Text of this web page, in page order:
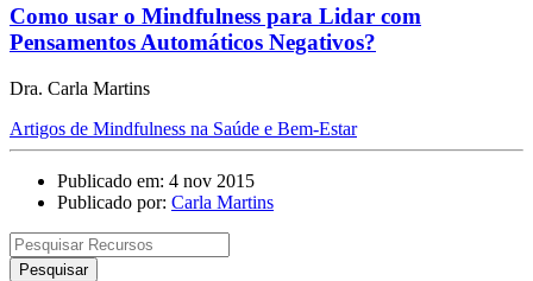
Como usar o Mindfulness para Lidar com
Pensamentos Automáticos Negativos?
Dra. Carla Martins
Artigos de Mindfulness na Saúde e Bem-Estar
Publicado em: 4 nov 2015
Publicado por: Carla Martins
Pesquisar